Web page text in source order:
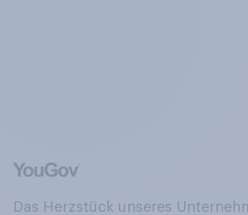
Das Herzstück unseres